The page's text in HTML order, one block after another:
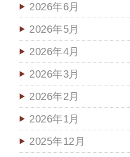
2026年6月
2026年5月
2026年4月
2026年3月
2026年2月
2026年1月
2025年12月